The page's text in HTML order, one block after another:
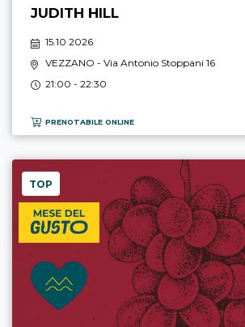
JUDITH HILL
15.10 2026
VEZZANO - Via Antonio Stoppani 16
21:00 - 22:30
PRENOTABILE ONLINE
TOP